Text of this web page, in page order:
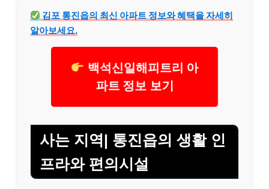
김포 통진읍의 최신 아파트 정보와 혜택을 자세히
알아보세요.
백석신일해피트리 아
파트 정보 보기
사는 지역| 통진읍의 생활 인
프라와 편의시설